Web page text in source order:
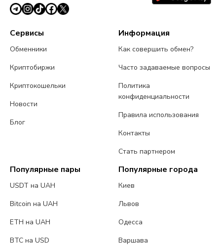
Сервисы
Обменники
Криптобиржи
Криптокошельки
Новости
Блог
Информация
Как совершить обмен?
Часто задаваемые вопросы
Политика
конфиденциальности
Правила использования
Контакты
Стать партнером
Популярные пары
USDT на UAH
Bitcoin на UAH
ETH на UAH
BTC на USD
Популярные города
Киев
Львов
Одесса
Варшава